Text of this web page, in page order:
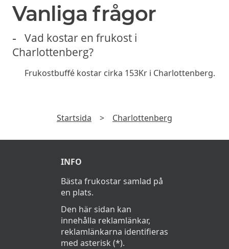
Vanliga frågor
Vad kostar en frukost i
Charlottenberg?
Frukostbuffé kostar cirka 153Kr i Charlottenberg.
Startsida > Charlottenberg
INFO
Bästa frukostar samlad på
en plats.
Den här sidan kan
innehålla reklamlänkar,
reklamlänkarna identifieras
med asterisk (*).